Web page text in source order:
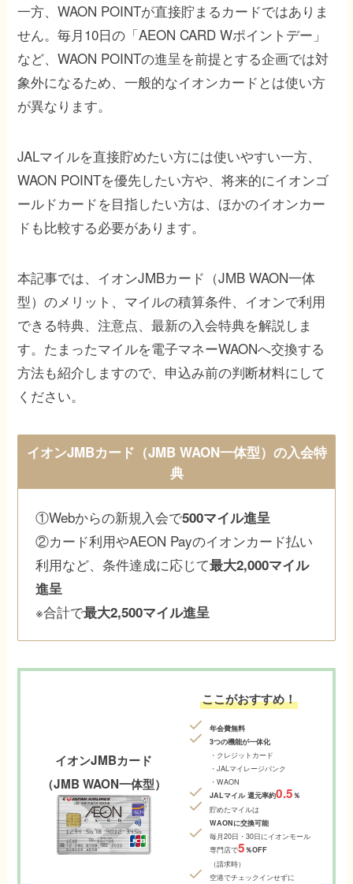
一方、WAON POINTが直接貯まるカードではありま
せん。毎月10日の「AEON CARD Wポイントデー」
など、WAON POINTの進呈を前提とする企画では対
象外になるため、一般的なイオンカードとは使い方
が異なります。
JALマイルを直接貯めたい方には使いやすい一方、
WAON POINTを優先したい方や、将来的にイオンゴ
ールドカードを目指したい方は、ほかのイオンカー
ドも比較する必要があります。
本記事では、イオンJMBカード（JMB WAON一体
型）のメリット、マイルの積算条件、イオンで利用
できる特典、注意点、最新の入会特典を解説しま
す。たまったマイルを電子マネーWAONへ交換する
方法も紹介しますので、申込み前の判断材料にして
ください。
イオンJMBカード（JMB WAON一体型）の入会特
典
①Webからの新規入会で500マイル進呈
②カード利用やAEON Payのイオンカード払い
利用など、条件達成に応じて最大2,000マイル
進呈
※合計で最大2,500マイル進呈
イオンJMBカード
（JMB WAON一体型）
ここがおすすめ！
年会費無料
3つの機能が一体化
・クレジットカード
・JALマイレージバンク
・WAON
JALマイル 還元率約0.5％
貯めたマイルは
WAONに交換可能
毎月20日・30日にイオンモール
専門店で5％OFF
（請求時）
空港でチェックインせずに